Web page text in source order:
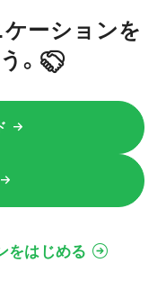
ケーションを
。
をはじめる